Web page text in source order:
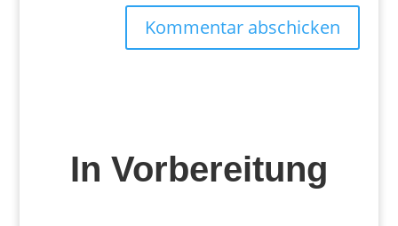
Kommentar abschicken
In Vorbereitung